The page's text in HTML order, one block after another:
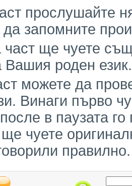
прослушайте
да запомните
част ще чуете
Вашия роден език.
можете да
Винаги първо
в паузата
чуете
правилно.